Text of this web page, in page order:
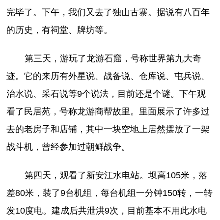
完毕了。下午，我们又去了独山古寨。据说有八百年
的历史，有祠堂、牌坊等。
第三天，游玩了龙游石窟，号称世界第九大奇
迹。它的来历有外星说、战备说、仓库说、屯兵说、
治水说、采石说等9个说法，目前还是个谜。下午观
看了民居苑，号称龙游商帮故里。里面展示了许多过
去的老房子和店铺，其中一块空地上居然摆放了一架
战斗机，曾经参加过朝鲜战争。
第四天，观看了新安江水电站。坝高105米，落
差80米，装了9台机组，每台机组一分钟150转，一转
发10度电。建成后共泄洪9次，目前基本不用此水电